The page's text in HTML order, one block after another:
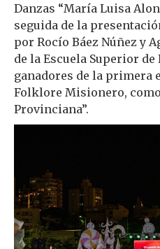
Danzas “María Luisa
seguida de la
por Rocío Báez Núñez y
de la Escuela Superior
ganadores de la primera
Folklore Misionero,
Provinciana”.